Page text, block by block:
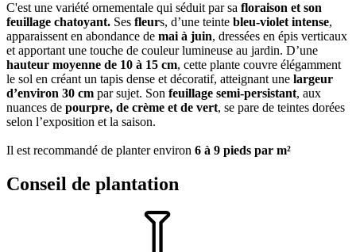
C'est une variété ornementale qui séduit par sa floraison et son
feuillage chatoyant. Ses fleurs, d’une teinte bleu-violet intense,
apparaissent en abondance de mai à juin, dressées en épis verticaux
et apportant une touche de couleur lumineuse au jardin. D’une
hauteur moyenne de 10 à 15 cm, cette plante couvre élégamment
le sol en créant un tapis dense et décoratif, atteignant une largeur
d’environ 30 cm par sujet. Son feuillage semi-persistant, aux
nuances de pourpre, de crème et de vert, se pare de teintes dorées
selon l’exposition et la saison.
Il est recommandé de planter environ 6 à 9 pieds par m²
Conseil de plantation